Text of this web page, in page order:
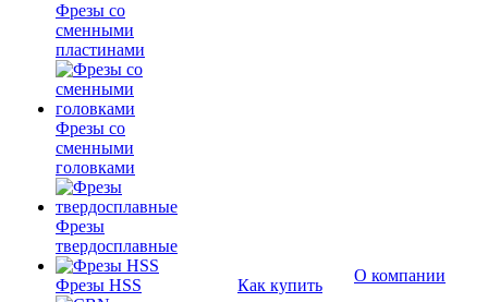
Фрезы со
сменными
пластинами
Фрезы со
сменными
головками
Фрезы
твердосплавные
Фрезы HSS
Как купить
О компании